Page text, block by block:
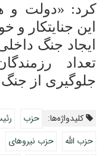
کرد: «دولت و
این جنایتکار و
ایجاد جنگ
تعداد
جلوگیری از
کلیدواژه‌ها: حزب
حزب الله
حزب نیروهای